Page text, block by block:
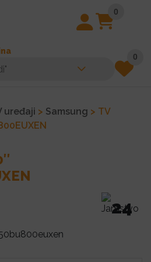
0
0
uređaji > Samsung > TV
24